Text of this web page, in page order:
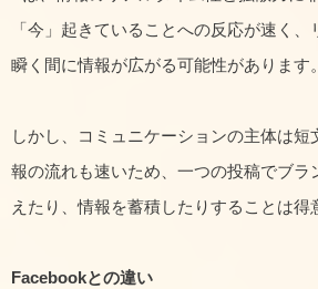
「今」起きていることへの反応が速く
瞬く間に情報が広がる可能性があります。
しかし、コミュニケーションの主体は
報の流れも速いため、一つの投稿でブラ
えたり、情報を蓄積したりすることは得
Facebookとの違い